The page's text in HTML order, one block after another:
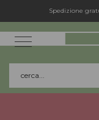
Spedizione
cerca...